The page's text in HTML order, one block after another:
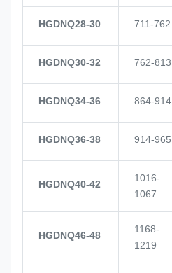
HGDNQ28-30 711-762
HGDNQ30-32 762-813
HGDNQ34-36 864-914
HGDNQ36-38 914-965
HGDNQ40-42
1016-
1067
HGDNQ46-48
1168-
1219